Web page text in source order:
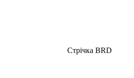
Стрічка BRD